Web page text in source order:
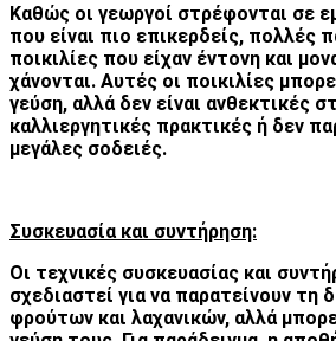
Καθώς οι γεωργοί στρέφονται σε
που είναι πιο επικερδείς, πολλές
ποικιλίες που είχαν έντονη και
χάνονται. Αυτές οι ποικιλίες
γεύση, αλλά δεν είναι ανθεκτικές
καλλιεργητικές πρακτικές ή δεν
μεγάλες σοδειές.
Συσκευασία και συντήρηση:
Οι τεχνικές συσκευασίας και
σχεδιαστεί για να παρατείνουν τη
φρούτων και λαχανικών, αλλά